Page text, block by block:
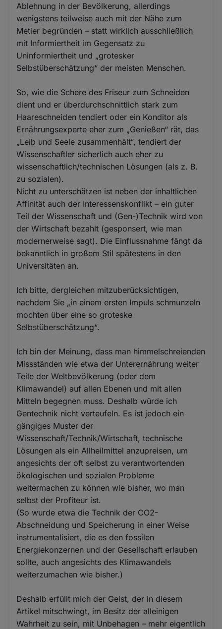
Ablehnung in der Bevölkerung, allerdings
wenigstens teilweise auch mit der Nähe zum
Metier begründen – statt wirklich ausschließlich
mit Informiertheit im Gegensatz zu
Uninformiertheit und „grotesker
Selbstüberschätzung“ der meisten Menschen.
So, wie die Schere des Friseur zum Schneiden
dient und er überdurchschnittlich stark zum
Haareschneiden tendiert oder ein Konditor als
Ernährungsexperte eher zum „Genießen“ rät, das
„Leib und Seele zusammenhält“, tendiert der
Wissenschaftler sicherlich auch eher zu
wissenschaftlich/technischen Lösungen (als z. B.
zu sozialen).
Nicht zu unterschätzen ist neben der inhaltlichen
Affinität auch der Interessenskonflikt – ein guter
Teil der Wissenschaft und (Gen-)Technik wird von
der Wirtschaft bezahlt (gesponsert, wie man
modernerweise sagt). Die Einflussnahme fängt da
bekanntlich in großem Stil spätestens in den
Universitäten an.
Ich bitte, dergleichen mitzuberücksichtigen,
nachdem Sie „in einem ersten Impuls schmunzeln
mochten über eine so groteske
Selbstüberschätzung“.
Ich bin der Meinung, dass man himmelschreienden
Missständen wie etwa der Unterernährung weiter
Teile der Weltbevölkerung (oder dem
Klimawandel) auf allen Ebenen und mit allen
Mitteln begegnen muss. Deshalb würde ich
Gentechnik nicht verteufeln. Es ist jedoch ein
gängiges Muster der
Wissenschaft/Technik/Wirtschaft, technische
Lösungen als ein Allheilmittel anzupreisen, um
angesichts der oft selbst zu verantwortenden
ökologischen und sozialen Probleme
weitermachen zu können wie bisher, wo man
selbst der Profiteur ist.
(So wurde etwa die Technik der CO2-
Abschneidung und Speicherung in einer Weise
instrumentalisiert, die es den fossilen
Energiekonzernen und der Gesellschaft erlauben
sollte, auch angesichts des Klimawandels
weiterzumachen wie bisher.)
Deshalb erfüllt mich der Geist, der in diesem
Artikel mitschwingt, im Besitz der alleinigen
Wahrheit zu sein, mit Unbehagen – mehr eigentlich